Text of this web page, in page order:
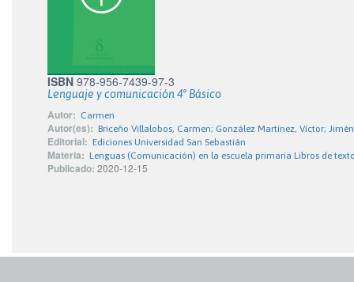
ISBN 978-956-7439-97-3
Lenguaje y comunicación 4° Básico
Autor: Carmen
Autor(es): Briceño Villalobos, Carmen; González Martínez, Víctor;
Editorial: Ediciones Universidad San Sebastián
Materia: Lenguas (Comunicación) en la escuela primaria Libros de
Publicado: 2020-12-15